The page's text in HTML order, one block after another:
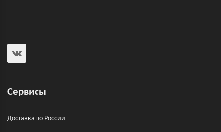
Сервисы
Доставка по России